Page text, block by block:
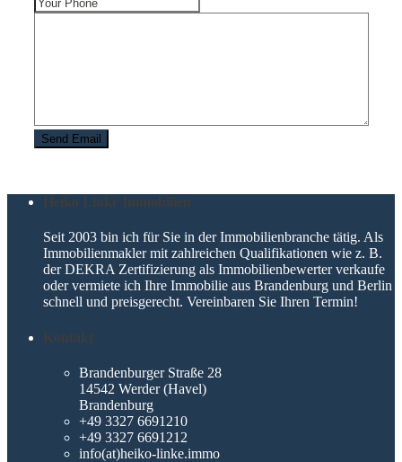
Heiko Linke Immobilien
Seit 2003 bin ich für Sie in der Immobilienbranche tätig. Als
Immobilienmakler mit zahlreichen Qualifikationen wie z. B.
der DEKRA Zertifizierung als Immobilienbewerter verkaufe
oder vermiete ich Ihre Immobilie aus Brandenburg und Berlin
schnell und preisgerecht. Vereinbaren Sie Ihren Termin!
Kontakt
Brandenburger Straße 28
14542 Werder (Havel)
Brandenburg
+49 3327 6691210
+49 3327 6691212
info(at)heiko-linke.immo